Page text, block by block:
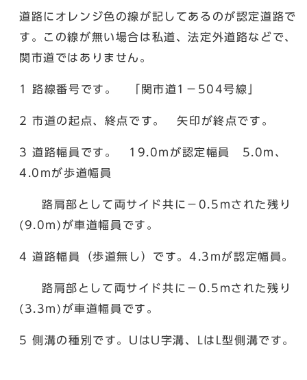
道路にオレンジ色の線が記してあるのが認定道路で
す。この線が無い場合は私道、法定外道路などで、
関市道ではありません。
1 路線番号です。 「関市道1－504号線」
2 市道の起点、終点です。 矢印が終点です。
3 道路幅員です。 19.0mが認定幅員 5.0m、
4.0mが歩道幅員
路肩部として両サイド共に－0.5mされた残り
(9.0m)が車道幅員です。
4 道路幅員（歩道無し）です。4.3mが認定幅員。
路肩部として両サイド共に－0.5mされた残り
(3.3m)が車道幅員です。
5 側溝の種別です。UはU字溝、LはL型側溝です。